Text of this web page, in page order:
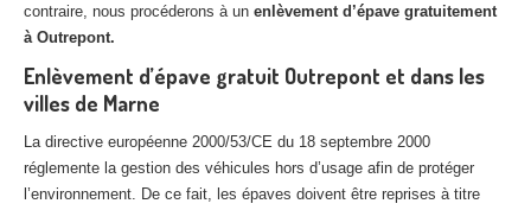
contraire, nous procéderons à un enlèvement d’épave gratuitement
à Outrepont.
Enlèvement d’épave gratuit Outrepont et dans les
villes de Marne
La directive européenne 2000/53/CE du 18 septembre 2000
réglemente la gestion des véhicules hors d’usage afin de protéger
l’environnement. De ce fait, les épaves doivent être reprises à titre